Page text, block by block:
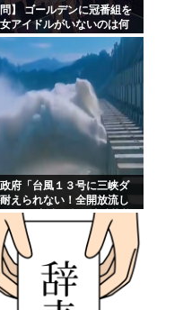
】 ゴールデンに冠番組を
アイドルがいないのは何
か？
府「台風１３号に三峡ダ
えられない！全開放流し
⇒ 下流域の街が壊滅状態
ｗｗ